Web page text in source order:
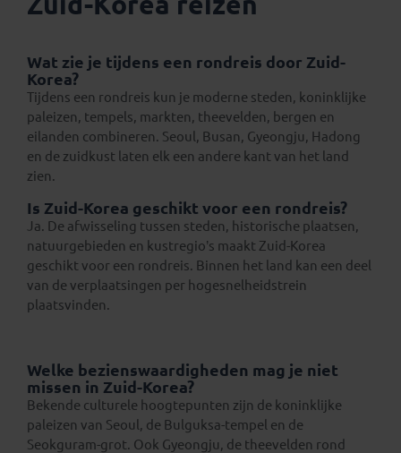
Wat zie je tijdens een rondreis door Zuid-
Korea?
Tijdens een rondreis kun je moderne steden, koninklijke
paleizen, tempels, markten, theevelden, bergen en
eilanden combineren. Seoul, Busan, Gyeongju, Hadong
en de zuidkust laten elk een andere kant van het land
zien.
Is Zuid-Korea geschikt voor een rondreis?
Ja. De afwisseling tussen steden, historische plaatsen,
natuurgebieden en kustregio’s maakt Zuid-Korea
geschikt voor een rondreis. Binnen het land kan een deel
van de verplaatsingen per hogesnelheidstrein
plaatsvinden.
Welke bezienswaardigheden mag je niet
missen in Zuid-Korea?
Bekende culturele hoogtepunten zijn de koninklijke
paleizen van Seoul, de Bulguksa-tempel en de
Seokguram-grot. Ook Gyeongju, de theevelden rond